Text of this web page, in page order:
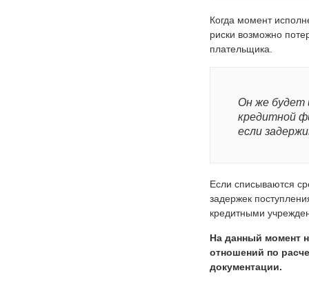
Когда момент
риски возможно
плательщика.
Он же будет
кредитной
если
Если списываются
задержек
кредитными
На данный момент
отношений по
документации.